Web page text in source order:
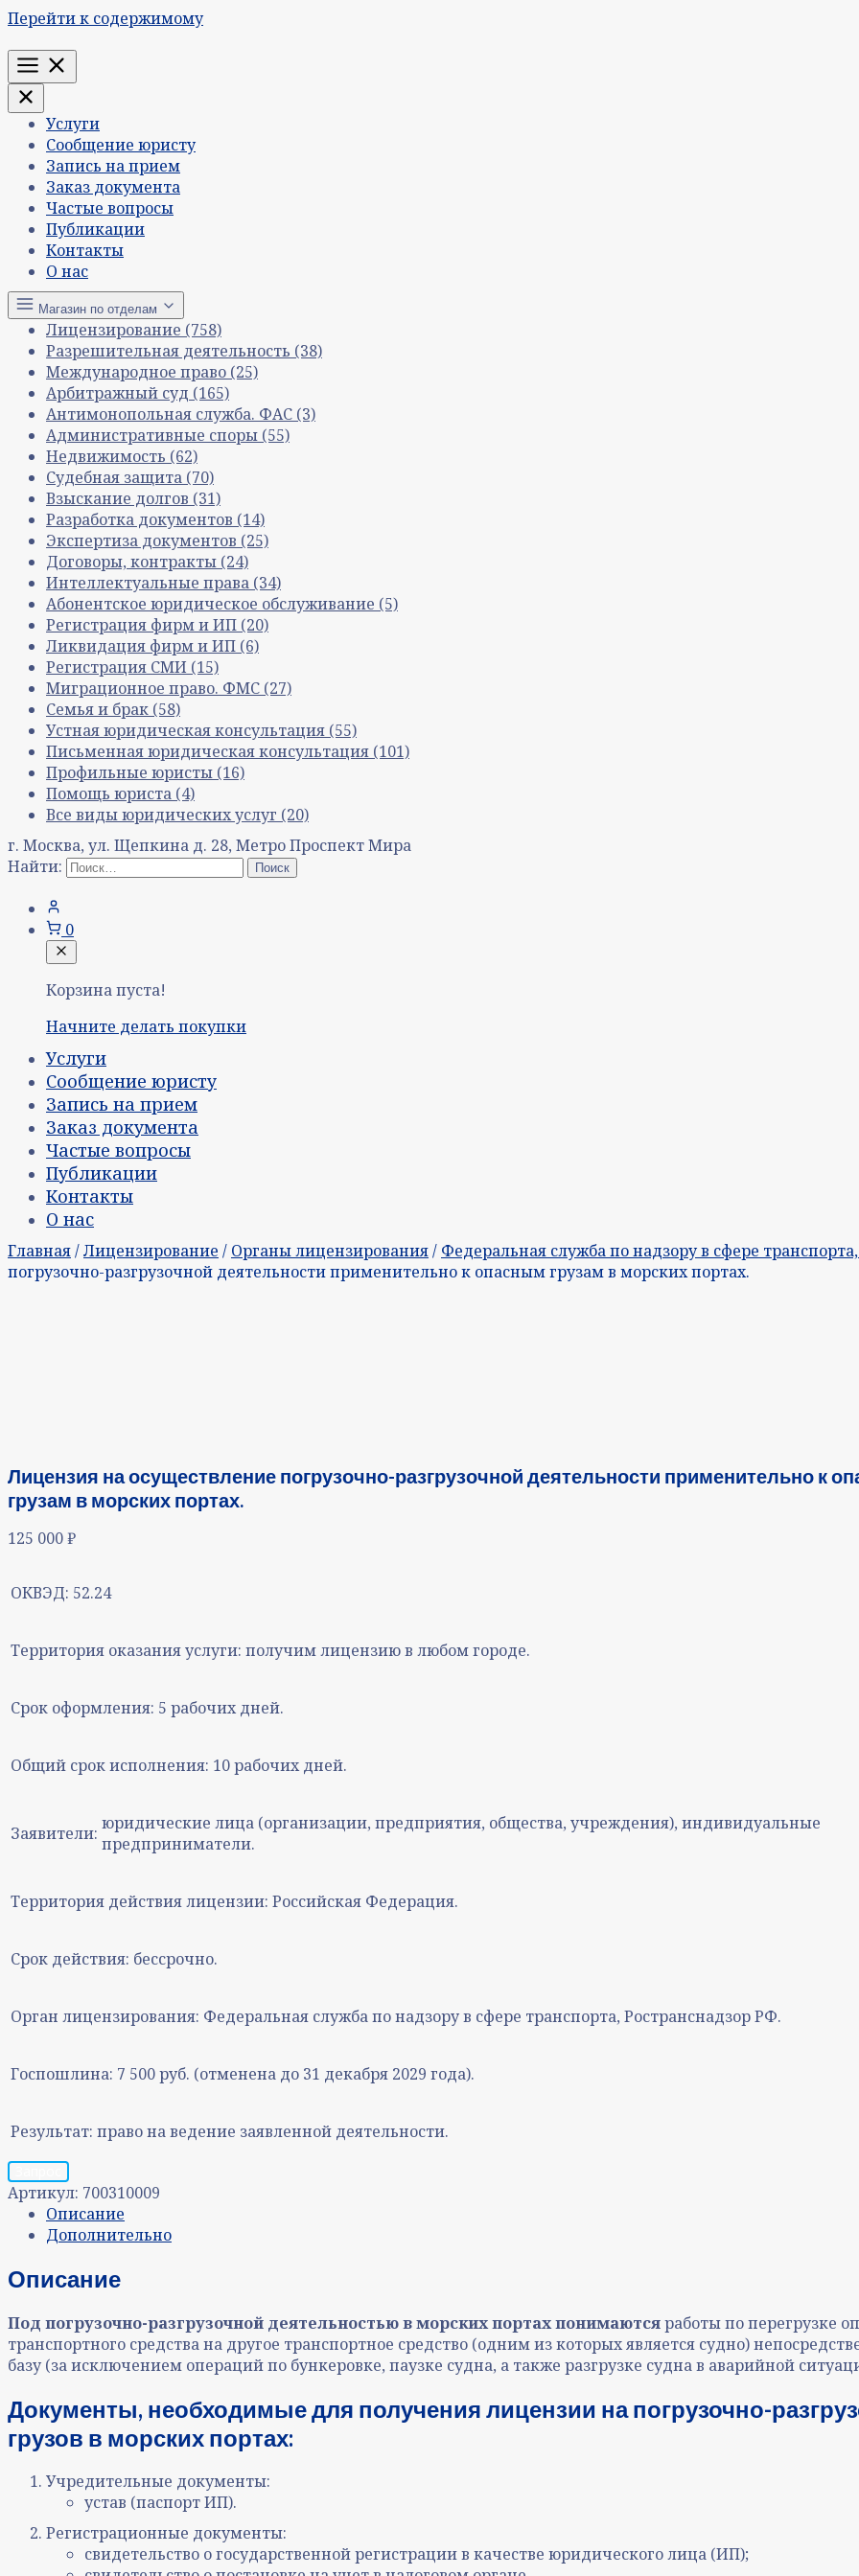
Перейти к содержимому
Меню
Услуги
Сообщение юристу
Запись на прием
Заказ документа
Частые вопросы
Публикации
Контакты
О нас
Магазин по отделам
Лицензирование (758)
Разрешительная деятельность (38)
Международное право (25)
Арбитражный суд (165)
Антимонопольная служба. ФАС (3)
Административные споры (55)
Недвижимость (62)
Судебная защита (70)
Взыскание долгов (31)
Разработка документов (14)
Экспертиза документов (25)
Договоры, контракты (24)
Интеллектуальные права (34)
Абонентское юридическое обслуживание (5)
Регистрация фирм и ИП (20)
Ликвидация фирм и ИП (6)
Регистрация СМИ (15)
Миграционное право. ФМС (27)
Семья и брак (58)
Устная юридическая консультация (55)
Письменная юридическая консультация (101)
Профильные юристы (16)
Помощь юриста (4)
Все виды юридических услуг (20)
г. Москва, ул. Щепкина д. 28, Метро Проспект Мира
Найти:
0
Корзина пуста!
Начните делать покупки
Услуги
Сообщение юристу
Запись на прием
Заказ документа
Частые вопросы
Публикации
Контакты
О нас
Главная/Лицензирование / Органы лицензирования/ Федеральная служба по надзору в сфере
погрузочно-разгрузочной деятельности применительно к опасным грузам в морских портах.
Лицензия на осуществление погрузочно-разгрузочной деятельности применительно к
грузам в морских портах.
125 000₽
ОКВЭД: 52.24
Территория оказания услуги: получим лицензию в любом городе.
Срок оформления: 5 рабочих дней.
Общий срок исполнения: 10 рабочих дней.
Заявители: юридические лица (организации, предприятия, общества, учреждения), индивидуальные
предприниматели.
Территория действия лицензии: Российская Федерация.
Срок действия: бессрочно.
Орган лицензирования: Федеральная служба по надзору в сфере транспорта, Ространснадзор РФ.
Госпошлина: 7 500 руб. (отменена до 31 декабря 2029 года).
Результат: право на ведение заявленной деятельности.
Артикул: 700310009
Описание
Дополнительно
Описание
Под погрузочно-разгрузочной деятельностью в морских портах понимаютсяработы по перегрузке
транспортного средства на другое транспортное средство (одним из которых является судно)
базу (за исключением операций по бункеровке, паузке судна, а также разгрузке судна в аварийной
Документы, необходимые для получения лицензии на погрузочно-
грузов в морских портах:
Учредительные документы:
устав (паспорт ИП).
Регистрационные документы:
свидетельство о государственной регистрации в качестве юридического лица (ИП);